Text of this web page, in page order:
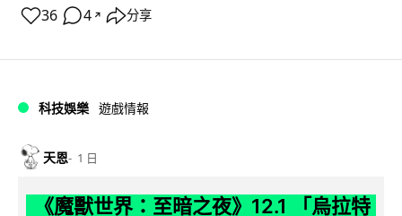
36 4 ↗ 分享
科技娛樂 遊戲情報
天恩 1 日
《魔獸世界：至暗之夜》12.1 「烏拉特